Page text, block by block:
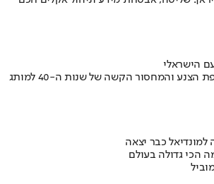
הישראלי
איך אסם הפכה את תקופת הצנע והמחסור הקשה של שנות ה-40 למותג
כבר יצאה
הכי גדולה בעולם